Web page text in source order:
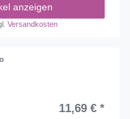
anzeigen
Versandkosten
11,69 € *